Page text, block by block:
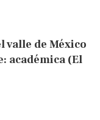
valle de México
académica (El